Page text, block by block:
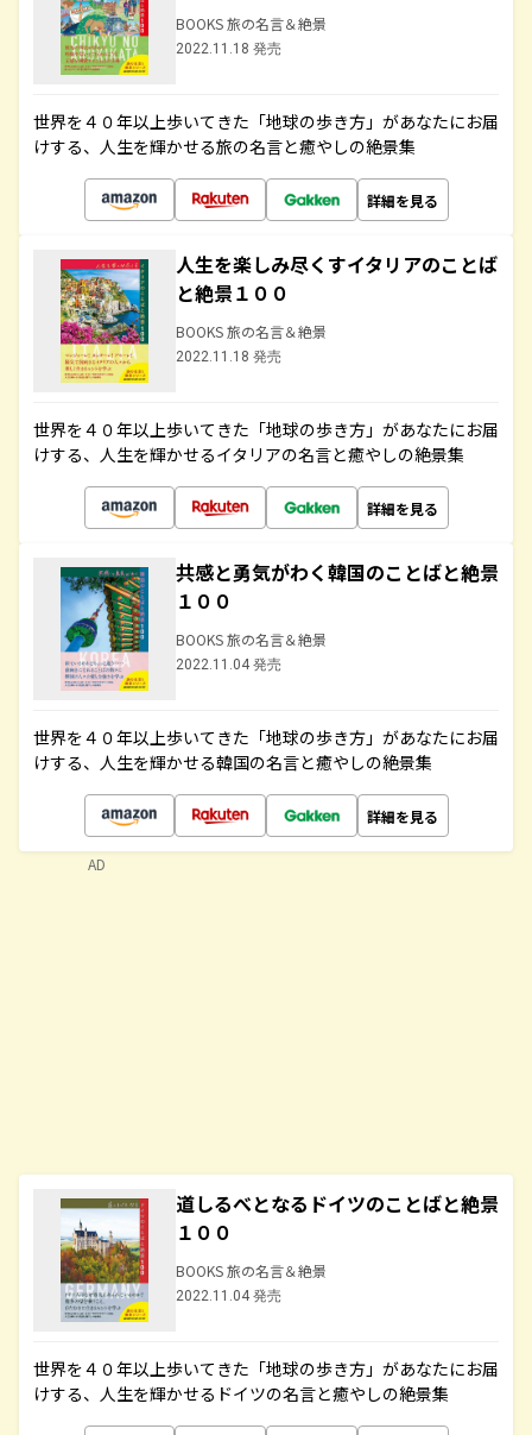
BOOKS 旅の名言＆絶景
2022.11.18 発売
世界を４０年以上歩いてきた「地球の歩き方」があなたにお届
けする、人生を輝かせる旅の名言と癒やしの絶景集
詳細を見る
人生を楽しみ尽くすイタリアのことば
と絶景１００
BOOKS 旅の名言＆絶景
2022.11.18 発売
世界を４０年以上歩いてきた「地球の歩き方」があなたにお届
けする、人生を輝かせるイタリアの名言と癒やしの絶景集
詳細を見る
共感と勇気がわく韓国のことばと絶景
１００
BOOKS 旅の名言＆絶景
2022.11.04 発売
世界を４０年以上歩いてきた「地球の歩き方」があなたにお届
けする、人生を輝かせる韓国の名言と癒やしの絶景集
詳細を見る
道しるべとなるドイツのことばと絶景
１００
BOOKS 旅の名言＆絶景
2022.11.04 発売
世界を４０年以上歩いてきた「地球の歩き方」があなたにお届
けする、人生を輝かせるドイツの名言と癒やしの絶景集
AD